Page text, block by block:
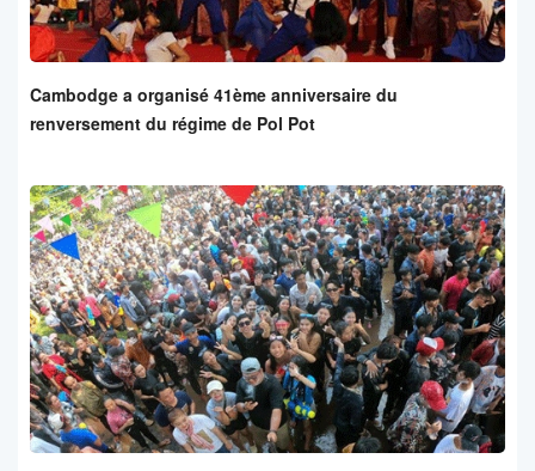
Cambodge a organisé 41ème anniversaire du
renversement du régime de Pol Pot